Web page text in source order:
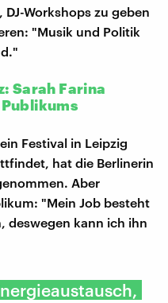
Workshops zu geben
"Musik und Politik
Sarah Farina
Festival in Leipzig
hat die Berlinerin
Aber
"Mein Job besteht
deswegen kann ich ihn